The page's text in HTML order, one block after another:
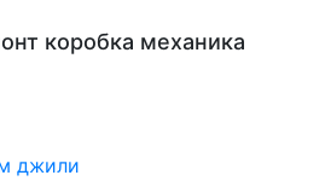
коробка механика
джили